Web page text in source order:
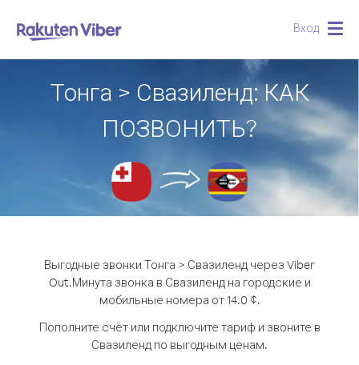
Вход
Тонга > Свазиленд: КАК
ПОЗВОНИТЬ?
Выгодные звонки Тонга > Свазиленд через Viber
Out.Минута звонка в Свазиленд на городские и
мобильные номера от 14.0 ¢.
Пополните счёт или подключите тариф и звоните в
Свазиленд по выгодным ценам.